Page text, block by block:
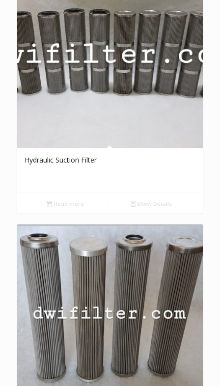
Hydraulic Suction Filter
Read more Show Details